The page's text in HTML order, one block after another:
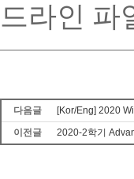
드라인 파
다음글
[Kor/Eng] 2020
이전글
2020-2학기